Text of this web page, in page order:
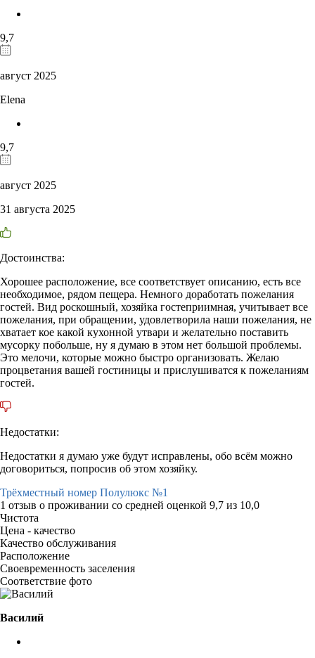
9,7
август 2025
Elena
9,7
август 2025
31 августа 2025
Достоинства:
Хорошее расположение, все соответствует описанию, есть все
необходимое, рядом пещера. Немного доработать пожелания
гостей. Вид роскошный, хозяйка гостеприимная, учитывает все
пожелания, при обращении, удовлетворила наши пожелания, не
хватает кое какой кухонной утвари и желательно поставить
мусорку побольше, ну я думаю в этом нет большой проблемы.
Это мелочи, которые можно быстро организовать. Желаю
процветания вашей гостиницы и прислушиватся к пожеланиям
гостей.
Недостатки:
Недостатки я думаю уже будут исправлены, обо всём можно
договориться, попросив об этом хозяйку.
Трёхместный номер Полулюкс №1
1 отзыв о проживании со средней оценкой 9,7 из 10,0
Чистота
Цена - качество
Качество обслуживания
Расположение
Своевременность заселения
Соответствие фото
Василий